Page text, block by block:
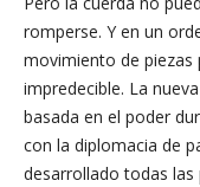
romperse. Y en un
movimiento de piezas
impredecible. La
basada en el poder
con la diplomacia de
desarrollado todas